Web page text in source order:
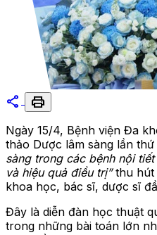
share print
Ngày 15/4, Bệnh viện Đa
thảo Dược lâm sàng lần
sàng trong các bệnh nội
và hiệu quả điều trị”thu hút
khoa học, bác sĩ, dược sĩ
Đây là diễn đàn học thuật
trong những bài toán lớn